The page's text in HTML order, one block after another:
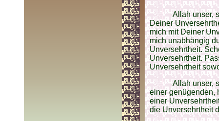
Allah unser,
Deiner
mich mit Deiner
mich unabhängig
Unversehrtheit.
Unversehrtheit.
Unversehrtheit
Allah unser,
einer genügenden,
einer
die Unversehrtheit